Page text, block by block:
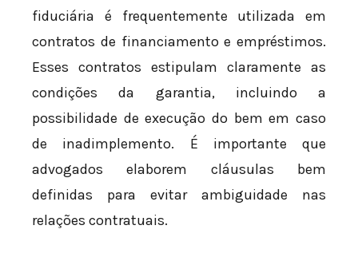
fiduciária é frequentemente utilizada em
contratos de financiamento e empréstimos.
Esses contratos estipulam claramente as
condições da garantia, incluindo a
possibilidade de execução do bem em caso
de inadimplemento. É importante que
advogados elaborem cláusulas bem
definidas para evitar ambiguidade nas
relações contratuais.